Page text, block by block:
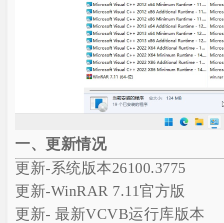
一、更新情况
更新-系统版本26100.3775
更新-WinRAR 7.11官方版
更新- 最新VCVB运行库版本